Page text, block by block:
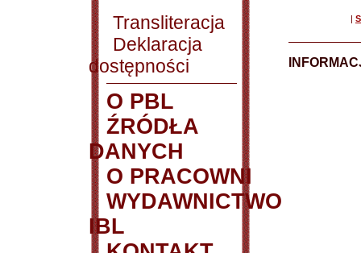
Transliteracja
Deklaracja
dostępności
O PBL
ŹRÓDŁA
DANYCH
O PRACOWNI
WYDAWNICTWO
IBL
|